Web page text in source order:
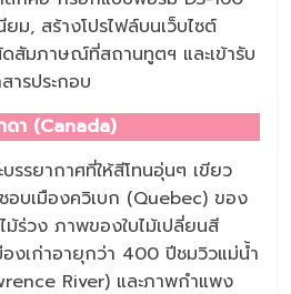
ยม, สร้างโปรไฟล์บนเว็บไซต์
สัมภาษณ์ที่สถานทูตฯ และเข้ารับ
รประกอบ
ดา (Canada)
รรยากาศที่ให้สีโทนอุ่นๆ เขียว
บเมืองควิเบก (Quebec) ของ
ม้ร่วง ภาพของใบไม้เปลี่ยนสี
งเก่าอายุกว่า 400 ปีชมวิวแม่น้ำ
River) และภาพกำแพง